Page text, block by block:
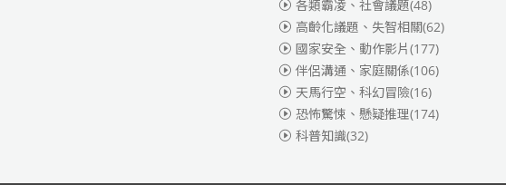
各類霸凌、社會議題(48)
高齡化議題、失智相關(62)
國家安全、動作影片(177)
伴侶溝通、家庭關係(106)
天馬行空、科幻冒險(16)
恐怖驚悚、懸疑推理(174)
科普知識(32)